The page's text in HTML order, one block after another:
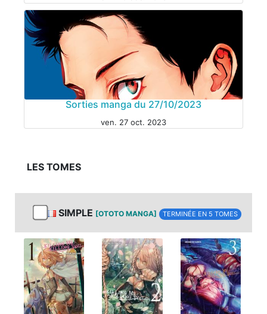
Sorties manga du 27/10/2023
ven. 27 oct. 2023
LES TOMES
SIMPLE [OTOTO MANGA] TERMINÉE EN 5 TOMES